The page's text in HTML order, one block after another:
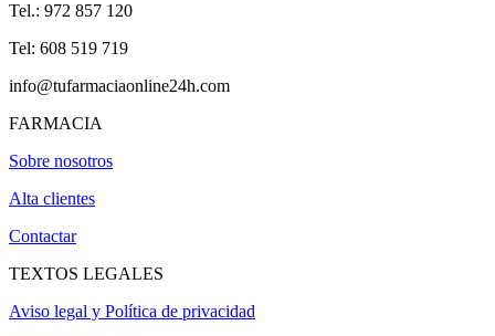
Tel.: 972 857 120
Tel: 608 519 719
info@tufarmaciaonline24h.com
FARMACIA
Sobre nosotros
Alta clientes
Contactar
TEXTOS LEGALES
Aviso legal y Política de privacidad